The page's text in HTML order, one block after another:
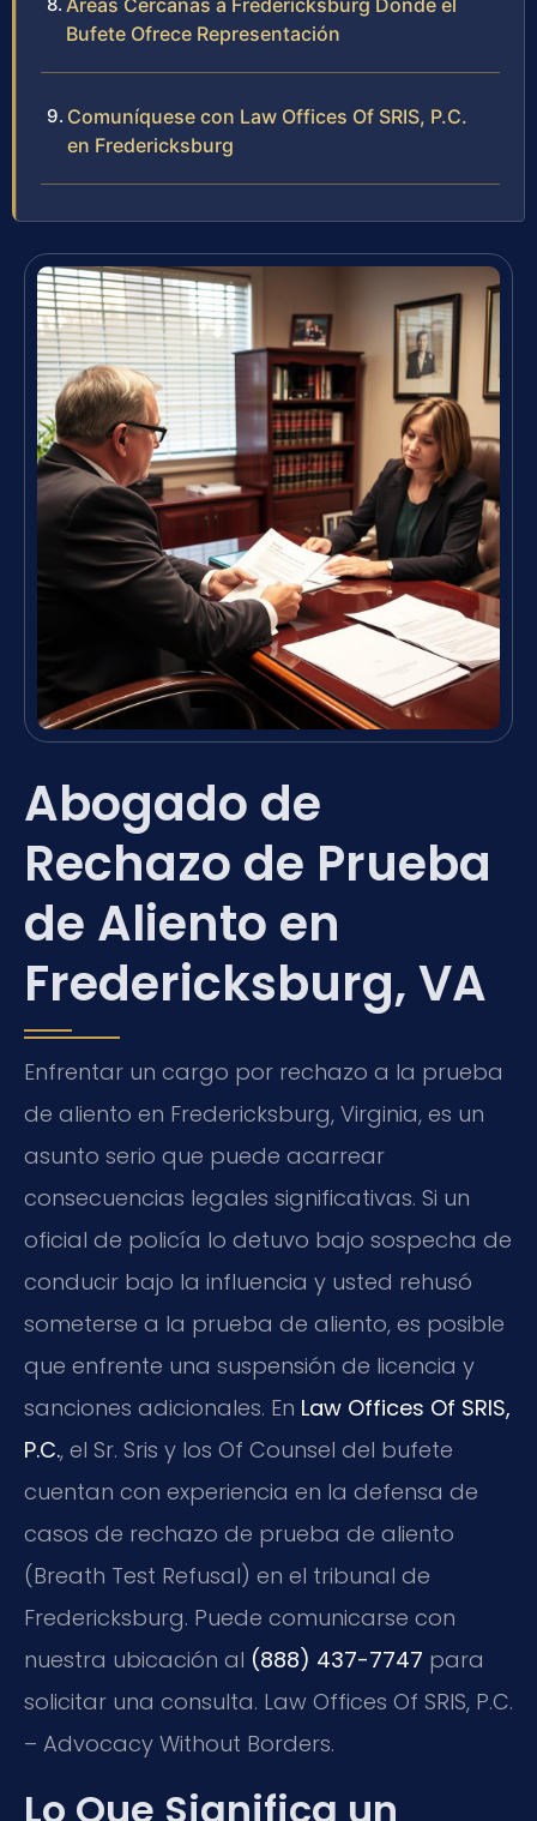
Áreas Cercanas a Fredericksburg Donde el
Bufete Ofrece Representación
Comuníquese con Law Offices Of SRIS, P.C.
en Fredericksburg
Abogado de
Rechazo de Prueba
de Aliento en
Fredericksburg, VA
Enfrentar un cargo por rechazo a la prueba
de aliento en Fredericksburg, Virginia, es un
asunto serio que puede acarrear
consecuencias legales significativas. Si un
oficial de policía lo detuvo bajo sospecha de
conducir bajo la influencia y usted rehusó
someterse a la prueba de aliento, es posible
que enfrente una suspensión de licencia y
sanciones adicionales. En Law Offices Of SRIS,
P.C., el Sr. Sris y los Of Counsel del bufete
cuentan con experiencia en la defensa de
casos de rechazo de prueba de aliento
(Breath Test Refusal) en el tribunal de
Fredericksburg. Puede comunicarse con
nuestra ubicación al (888) 437-7747 para
solicitar una consulta. Law Offices Of SRIS, P.C.
– Advocacy Without Borders.
Lo Que Significa un